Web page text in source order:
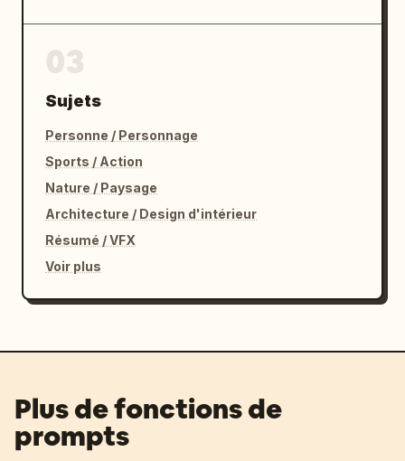
Sujets
Personne / Personnage
Sports / Action
Nature / Paysage
Architecture / Design d'intérieur
Résumé / VFX
Voir plus
Plus de fonctions de
prompts